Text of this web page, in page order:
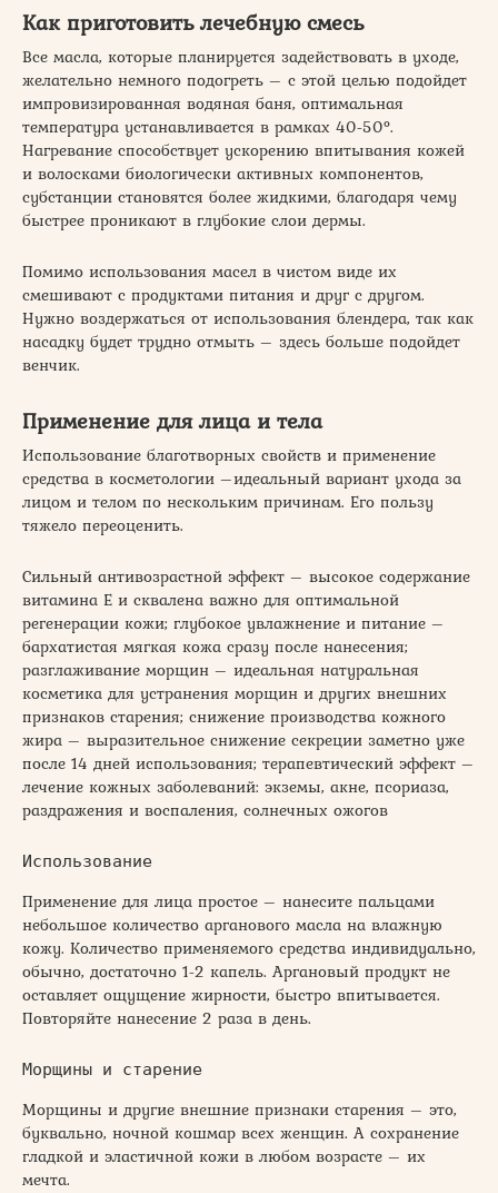
Как приготовить лечебную смесь
Все масла, которые планируется задействовать в уходе,
желательно немного подогреть – с этой целью подойдет
импровизированная водяная баня, оптимальная
температура устанавливается в рамках 40-50°.
Нагревание способствует ускорению впитывания кожей
и волосками биологически активных компонентов,
субстанции становятся более жидкими, благодаря чему
быстрее проникают в глубокие слои дермы.
Помимо использования масел в чистом виде их
смешивают с продуктами питания и друг с другом.
Нужно воздержаться от использования блендера, так как
насадку будет трудно отмыть – здесь больше подойдет
венчик.
Применение для лица и тела
Использование благотворных свойств и применение
средства в косметологии –идеальный вариант ухода за
лицом и телом по нескольким причинам. Его пользу
тяжело переоценить.
Сильный антивозрастной эффект – высокое содержание
витамина Е и сквалена важно для оптимальной
регенерации кожи; глубокое увлажнение и питание –
бархатистая мягкая кожа сразу после нанесения;
разглаживание морщин – идеальная натуральная
косметика для устранения морщин и других внешних
признаков старения; снижение производства кожного
жира – выразительное снижение секреции заметно уже
после 14 дней использования; терапевтический эффект –
лечение кожных заболеваний: экземы, акне, псориаза,
раздражения и воспаления, солнечных ожогов
Использование
Применение для лица простое – нанесите пальцами
небольшое количество арганового масла на влажную
кожу. Количество применяемого средства индивидуально,
обычно, достаточно 1-2 капель. Аргановый продукт не
оставляет ощущение жирности, быстро впитывается.
Повторяйте нанесение 2 раза в день.
Морщины и старение
Морщины и другие внешние признаки старения – это,
буквально, ночной кошмар всех женщин. А сохранение
гладкой и эластичной кожи в любом возрасте – их
мечта.